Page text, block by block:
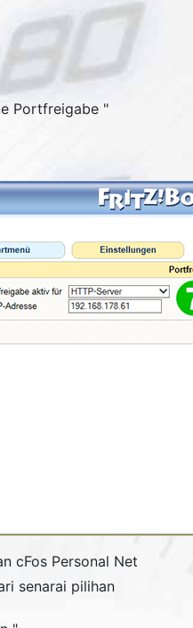
Portfreigabe"
cFos Personal Net
senarai pilihan